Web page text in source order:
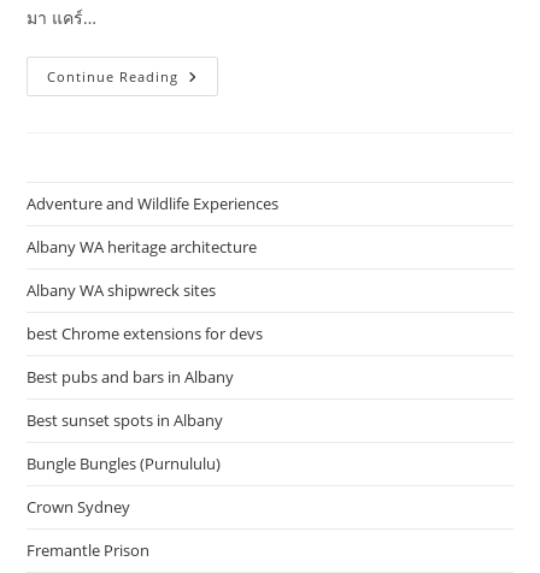
มา แคร์…
Continue Reading เวย์
โปร
โปรตีน
และ
เนื้อ
Adventure and Wildlife Experiences
Albany WA heritage architecture
Albany WA shipwreck sites
best Chrome extensions for devs
Best pubs and bars in Albany
Best sunset spots in Albany
Bungle Bungles (Purnululu)
Crown Sydney
Fremantle Prison